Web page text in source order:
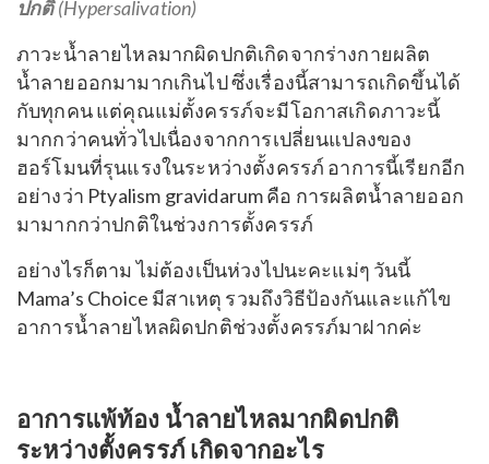
ปกติ(Hypersalivation)
ภาวะน้ำลายไหลมากผิดปกติเกิดจากร่างกายผลิต
น้ำลายออกมามากเกินไป ซึ่งเรื่องนี้สามารถเกิดขึ้นได้
กับทุกคน แต่คุณแม่ตั้งครรภ์จะมีโอกาสเกิดภาวะนี้
มากกว่าคนทั่วไปเนื่องจากการเปลี่ยนแปลงของ
ฮอร์โมนที่รุนแรงในระหว่างตั้งครรภ์ อาการนี้เรียกอีก
อย่างว่า Ptyalism gravidarum คือ การผลิตน้ำลายออก
มามากกว่าปกติในช่วงการตั้งครรภ์
อย่างไรก็ตาม ไม่ต้องเป็นห่วงไปนะคะแม่ๆ วันนี้
Mama’s Choice มีสาเหตุ รวมถึงวิธีป้องกันและแก้ไข
อาการน้ำลายไหลผิดปกติช่วงตั้งครรภ์มาฝากค่ะ
อาการแพ้ท้อง น้ำลายไหลมากผิดปกติ
ระหว่างตั้งครรภ์ เกิดจากอะไร